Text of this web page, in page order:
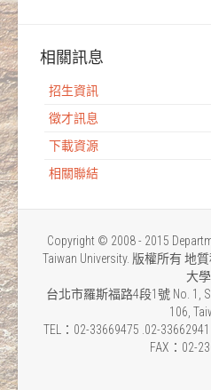
相關訊息
招生資訊
徵才訊息
下載資源
相關聯結
Copyright © 2008 - 2015
Taiwan University. 版權所有 地
大學
台北市羅斯福路4段1號 No. 1,
106,
TEL：02-33669475 .02-
FAX：02-